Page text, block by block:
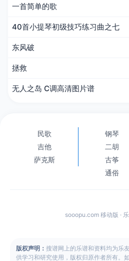
一首简单的歌
40首小提琴初级技巧练习曲之七
东风破
拯救
无人之岛 C调高清图片谱
民歌 钢琴
吉他
二胡
萨克斯
古筝
通俗
sooopu.com 移动版 ·
版权声明： 搜谱网上的乐谱和资料均为乐
供学习和研究使用，版权归原作者所有。